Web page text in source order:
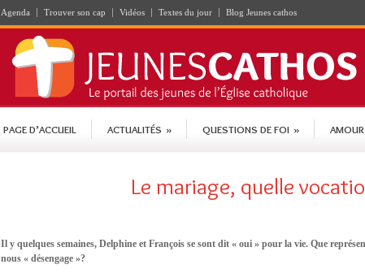
Agenda Trouver son cap Vidéos Textes du jour Blog Jeunes cathos
PAGE D’ACCUEIL ACTUALITÉS » QUESTIONS DE FOI »
Le mariage, quelle
Il y quelques semaines, Delphine et François se sont dit « oui » pour la vie. Que
nous « désengage »?